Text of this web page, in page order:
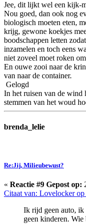
Jee, dit lijkt wel een kijk-
Nou goed, dan ook nog
biologisch moeten eten,
krijg, gewone koekjes
boodschappen letten
inzamelen en toch eens
niet zoveel moet roken
En ouwe zooi naar de
van naar de container.
Gelogd
In het ruisen van de wind
stemmen van het woud
brenda_lelie
Re:Jij, Milieubewust?
« Reactie #9 Gepost op:
Citaat van: Lovelocker
Ik rijd geen auto, ik
geen kinderen. Wie